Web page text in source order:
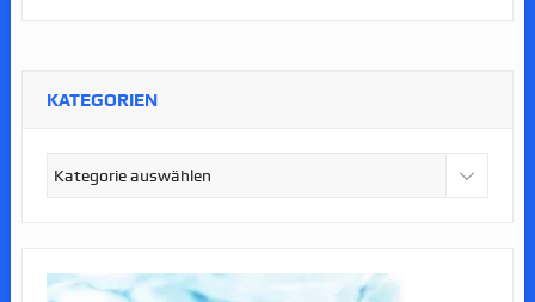
KATEGORIEN